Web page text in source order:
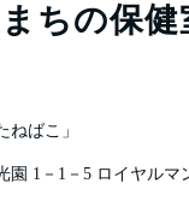
まちの保健
ばこ」
1－1－5 ロイヤルマ